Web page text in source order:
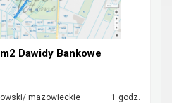
Dawidy Bankowe
mazowieckie 1 godz.